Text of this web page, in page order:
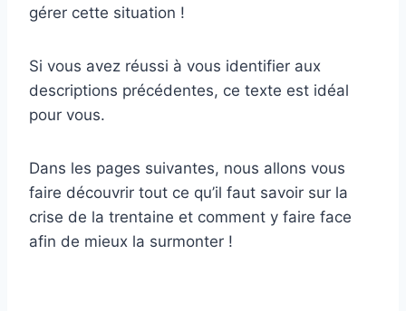
gérer cette situation !
Si vous avez réussi à vous identifier aux
descriptions précédentes, ce texte est idéal
pour vous.
Dans les pages suivantes, nous allons vous
faire découvrir tout ce qu’il faut savoir sur la
crise de la trentaine et comment y faire face
afin de mieux la surmonter !